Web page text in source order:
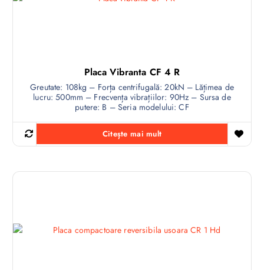
Placa Vibranta CF 4 R
Greutate: 108kg – Forța centrifugală: 20kN – Lățimea de
lucru: 500mm – Frecvența vibrațiilor: 90Hz – Sursa de
putere: B – Seria modelului: CF
Citește mai mult